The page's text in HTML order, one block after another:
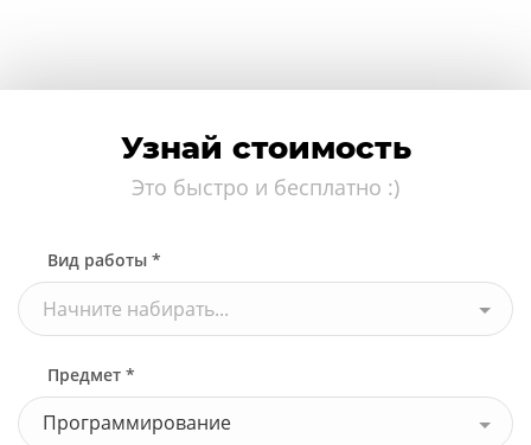
Узнай стоимость
Это быстро и бесплатно :)
Вид работы *
Начните набирать...
Предмет *
Программирование